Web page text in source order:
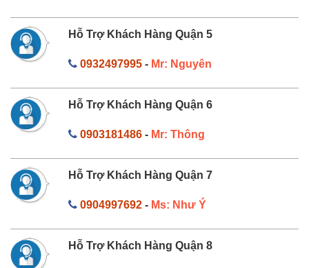
Hỗ Trợ Khách Hàng Quận 5
0932497995- Mr: Nguyên
Hỗ Trợ Khách Hàng Quận 6
0903181486- Mr: Thông
Hỗ Trợ Khách Hàng Quận 7
0904997692- Ms: Như Ý
Hỗ Trợ Khách Hàng Quận 8